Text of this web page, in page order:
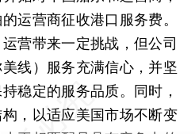
运营商征收港口服务费。
营带来一定挑战，但公司
线）服务充满信心，并坚
稳定的服务品质。同时，
，以适应美国市场不断变